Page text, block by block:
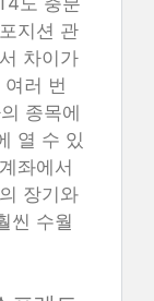
지션 관
차이가
러 번
종목에
열 수 있
좌에서
장기와
씬 수월